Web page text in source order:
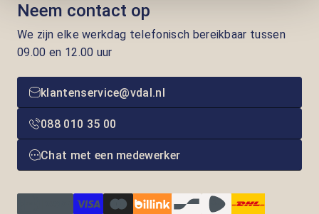
Neem contact op
We zijn elke werkdag telefonisch bereikbaar tussen
09.00 en 12.00 uur
klantenservice@vdal.nl
088 010 35 00
Chat met een medewerker